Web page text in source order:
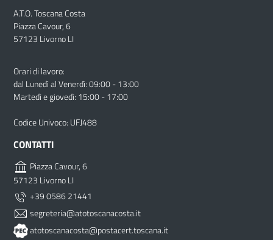
A.T.O. Toscana Costa
Piazza Cavour, 6
57123 Livorno LI
Orari di lavoro:
dal Lunedì al Venerdì: 09:00 - 13:00
Martedì e giovedì: 15:00 - 17:00
Codice Univoco: UFJ488
CONTATTI
Piazza Cavour, 6
57123 Livorno LI
+39 0586 21441
segreteria@atotoscanacosta.it
atotoscanacosta@postacert.toscana.it